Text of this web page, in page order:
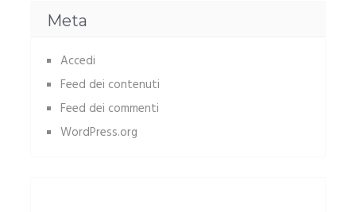
Meta
Accedi
Feed dei contenuti
Feed dei commenti
WordPress.org